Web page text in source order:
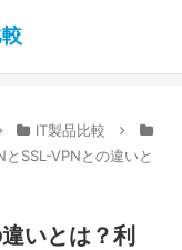
IT製品比較
とSSL-VPNとの違いと
いとは？利